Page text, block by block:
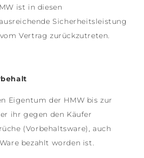
ist in diesen
Sicherheitsleistung
Vertrag zurückzutreten.
Eigentum der HMW bis zur
ihr gegen den Käufer
(Vorbehaltsware), auch
bezahlt worden ist.